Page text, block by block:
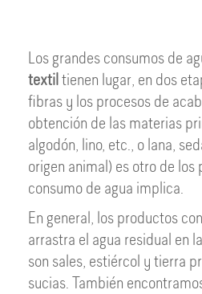
Los grandes consumos de
textil tienen lugar, en dos
fibras y los procesos de
obtención de las materias
algodón, lino, etc., o lana,
origen animal) es otro de los
consumo de agua implica.
En general, los productos
arrastra el agua residual en
son sales, estiércol y tierra
sucias. También